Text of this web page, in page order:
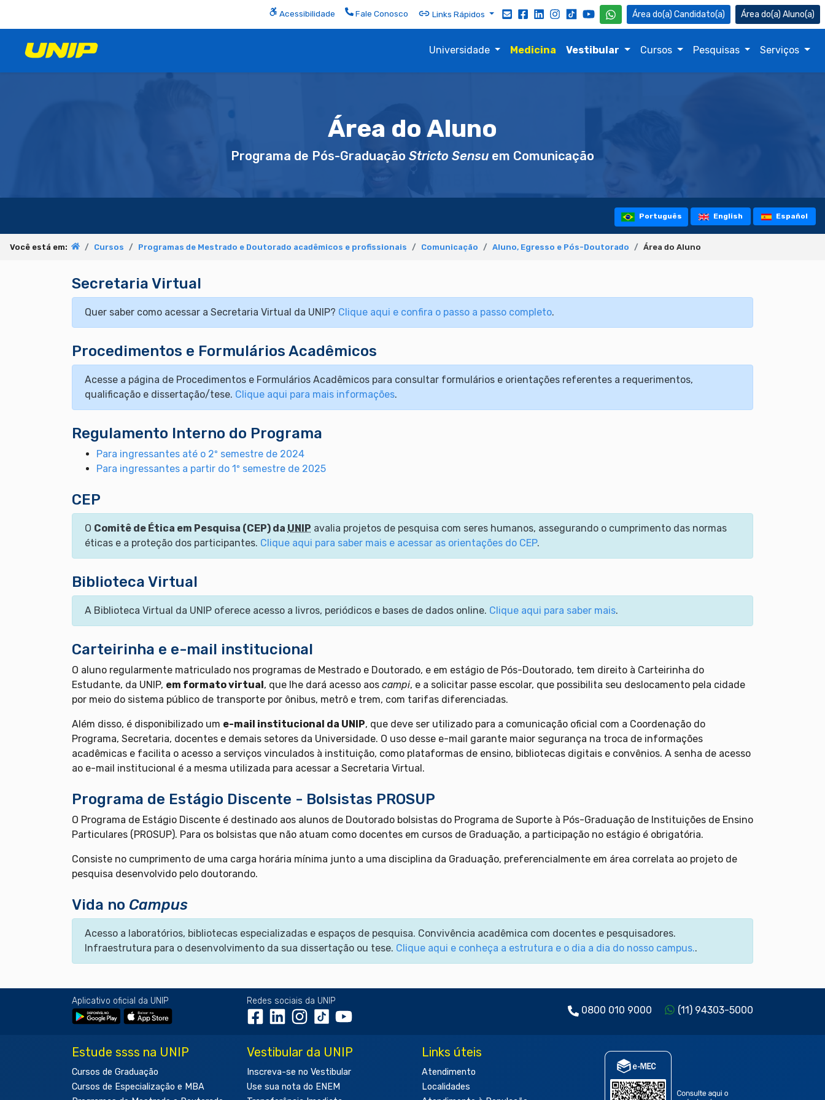
Acessibilidade Fale Conosco Links Rápidos Candidato(a) Aluno(a)
Universidade Medicina Vestibular Cursos Pesquisas Serviços
Área do Aluno
Programa de Pós-Graduação Stricto Sensu em Comunicação
Português English Español
Você está em: Cursos Programas de Mestrado e Doutorado acadêmicos e profissionais Comunicação Aluno, Egresso e Pós-Doutorado Área do Aluno
Secretaria Virtual
Quer saber como acessar a Secretaria Virtual da UNIP? Clique aqui e confira o passo a passo completo.
Procedimentos e Formulários Acadêmicos
Acesse a página de Procedimentos e Formulários Acadêmicos para consultar formulários e orientações referentes a requerimentos,
qualificação e dissertação/tese. Clique aqui para mais informações.
Regulamento Interno do Programa
Para ingressantes até o 2º semestre de 2024
Para ingressantes a partir do 1º semestre de 2025
CEP
O Comitê de Ética em Pesquisa (CEP) da UNIP avalia projetos de pesquisa com seres humanos, assegurando o cumprimento das normas
éticas e a proteção dos participantes. Clique aqui para saber mais e acessar as orientações do CEP.
Biblioteca Virtual
A Biblioteca Virtual da UNIP oferece acesso a livros, periódicos e bases de dados online. Clique aqui para saber mais.
Carteirinha e e-mail institucional
O aluno regularmente matriculado nos programas de Mestrado e Doutorado, e em estágio de Pós-Doutorado, tem direito à Carteirinha do
Estudante, da UNIP, em formato virtual , que lhe dará acesso aos campi, e a solicitar passe escolar, que possibilita seu deslocamento pela cidade
por meio do sistema público de transporte por ônibus, metrô e trem, com tarifas diferenciadas.
Além disso, é disponibilizado um e-mail institucional da UNIP, que deve ser utilizado para a comunicação oficial com a Coordenação do
Programa, Secretaria, docentes e demais setores da Universidade. O uso desse e-mail garante maior segurança na troca de informações
acadêmicas e facilita o acesso a serviços vinculados à instituição, como plataformas de ensino, bibliotecas digitais e convênios. A senha de acesso
ao e-mail institucional é a mesma utilizada para acessar a Secretaria Virtual.
Programa de Estágio Discente - Bolsistas PROSUP
O Programa de Estágio Discente é destinado aos alunos de Doutorado bolsistas do Programa de Suporte à Pós-Graduação de Instituições de Ensino
Particulares (PROSUP). Para os bolsistas que não atuam como docentes em cursos de Graduação, a participação no estágio é obrigatória.
Consiste no cumprimento de uma carga horária mínima junto a uma disciplina da Graduação, preferencialmente em área correlata ao projeto de
pesquisa desenvolvido pelo doutorando.
Vida no Campus
Acesso a laboratórios, bibliotecas especializadas e espaços de pesquisa. Convivência acadêmica com docentes e pesquisadores.
Infraestrutura para o desenvolvimento da sua dissertação ou tese. Clique aqui e conheça a estrutura e o dia a dia do nosso campus..
Aplicativo oficial da UNIP Redes sociais da UNIP
0800 010 9000 (11) 94303-5000
Estude ssss na UNIP
Cursos de Graduação
Cursos de Especialização e MBA
Vestibular da UNIP
Inscreva-se no Vestibular
Use sua nota do ENEM
Links úteis
Atendimento
Localidades